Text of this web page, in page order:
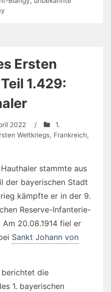
Ersten
1.429:
2022 /
1.
Weltkriegs, Frankreich,
stammte aus
der bayerischen Stadt
kämpfte er in der 9.
Reserve-Infanterie-
Am 20.08.1914 fiel er
Sankt Johann von
berichtet die
1. bayerischen